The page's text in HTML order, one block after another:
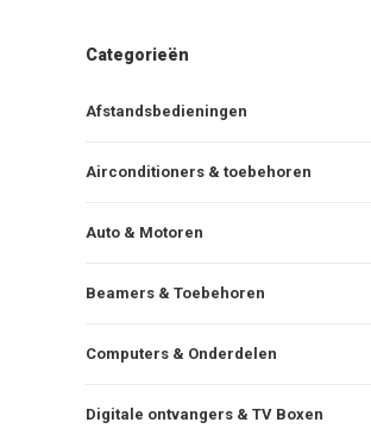
Categorieën
Afstandsbedieningen
Airconditioners & toebehoren
Auto & Motoren
Beamers & Toebehoren
Computers & Onderdelen
Digitale ontvangers & TV Boxen